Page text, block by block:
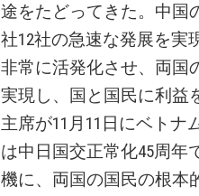
途をたどってきた。中国
社12社の急速な発展を実
非常に活発化させ、両国
実現し、国と国民に利益
主席が11月11日にベト
は中日国交正常化45周年
機に、両国の国民の根本